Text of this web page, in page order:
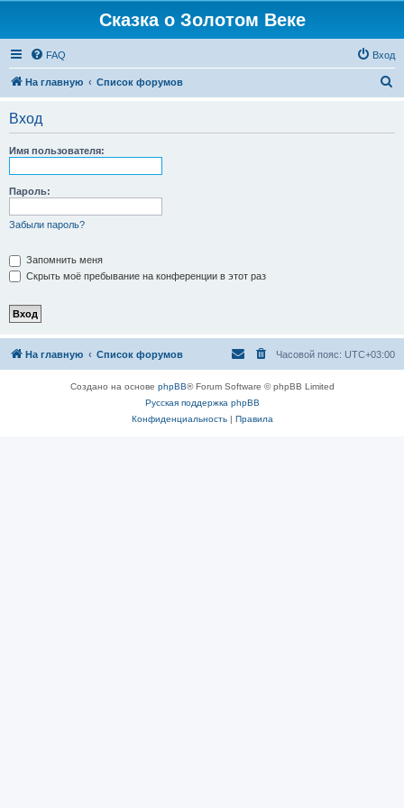
Сказка о Золотом Веке
FAQ Вход
На главную Список форумов
Вход
Имя пользователя:
Пароль:
Забыли пароль?
Запомнить меня
Скрыть моё пребывание на конференции в этот раз
На главную Список форумов Часовой пояс: UTC+03:00
Создано на основе phpBB® Forum Software © phpBB Limited
Русская поддержка phpBB
Конфиденциальность| Правила